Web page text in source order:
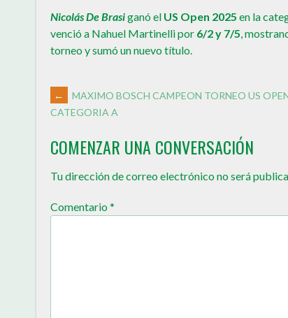
Nicolás De Brasiganó el US Open 2025 en la
venció a Nahuel Martinelli por 6/2 y 7/5 ,
torneo y sumó un nuevo título.
←
MAXIMO BOSCH CAMPEON TORNEO US
CATEGORIA A
COMENZAR UNA CONVERSACIÓN
Tu dirección de correo electrónico no será
Comentario*